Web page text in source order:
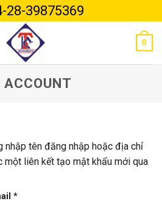
28-39875369
0
ACCOUNT
nhập tên đăng nhập hoặc địa chỉ
một liên kết tạo mật khẩu mới qua
*Bắt